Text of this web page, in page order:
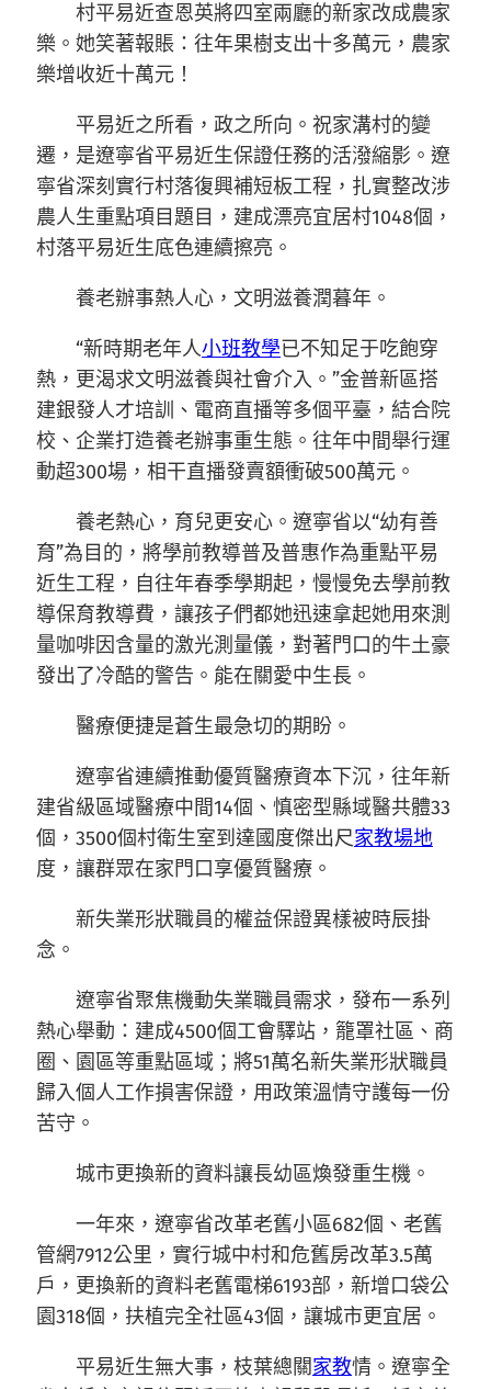
村平易近查恩英將四室兩廳的新家改成農家
樂。她笑著報賬：往年果樹支出十多萬元，農家
樂增收近十萬元！
平易近之所看，政之所向。祝家溝村的變
遷，是遼寧省平易近生保證任務的活潑縮影。遼
寧省深刻實行村落復興補短板工程，扎實整改涉
農人生重點項目題目，建成漂亮宜居村1048個，
村落平易近生底色連續擦亮。
養老辦事熱人心，文明滋養潤暮年。
“新時期老年人小班教學已不知足于吃飽穿
熱，更渴求文明滋養與社會介入。”金普新區搭
建銀發人才培訓、電商直播等多個平臺，結合院
校、企業打造養老辦事重生態。往年中間舉行運
動超300場，相干直播發賣額衝破500萬元。
養老熱心，育兒更安心。遼寧省以“幼有善
育”為目的，將學前教導普及普惠作為重點平易
近生工程，自往年春季學期起，慢慢免去學前教
導保育教導費，讓孩子們都她迅速拿起她用來測
量咖啡因含量的激光測量儀，對著門口的牛土豪
發出了冷酷的警告。能在關愛中生長。
醫療便捷是蒼生最急切的期盼。
遼寧省連續推動優質醫療資本下沉，往年新
建省級區域醫療中間14個、慎密型縣域醫共體33
個，3500個村衛生室到達國度傑出尺家教場地
度，讓群眾在家門口享優質醫療。
新失業形狀職員的權益保證異樣被時辰掛
念。
遼寧省聚焦機動失業職員需求，發布一系列
熱心舉動：建成4500個工會驛站，籠罩社區、商
圈、園區等重點區域；將51萬名新失業形狀職員
歸入個人工作損害保證，用政策溫情守護每一份
苦守。
城市更換新的資料讓長幼區煥發重生機。
一年來，遼寧省改革老舊小區682個、老舊
管網7912公里，實行城中村和危舊房改革3.5萬
戶，更換新的資料老舊電梯6193部，新增口袋公
園318個，扶植完全社區43個，讓城市更宜居。
平易近生無大事，枝葉總關家教情。遼寧全